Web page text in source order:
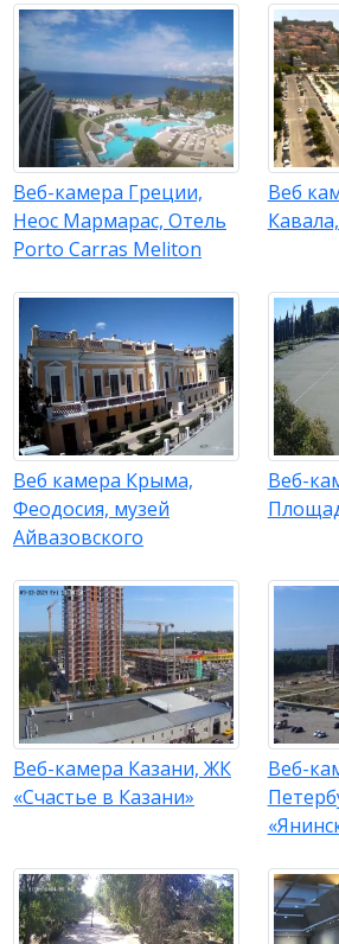
Веб-камера Греции,
Неос Мармарас, Отель
Porto Carras Meliton
Веб
Веб камера Крыма,
Феодосия, музей
Айвазовского
Веб-
Веб-камера Казани, ЖК
«Счастье в Казани»
Веб-